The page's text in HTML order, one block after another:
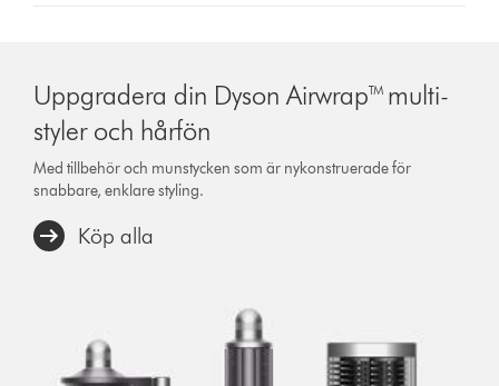
Uppgradera din Dyson Airwrap™ multi-
styler och hårfön
Med tillbehör och munstycken som är nykonstruerade för
snabbare, enklare styling.
Köp alla